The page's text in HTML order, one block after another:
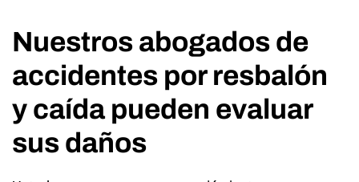
Nuestros abogados de
accidentes por resbalón
y caída pueden evaluar
sus daños